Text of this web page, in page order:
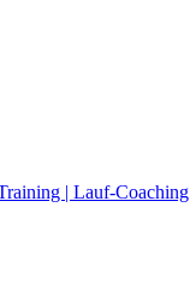
| Lauf-Coaching